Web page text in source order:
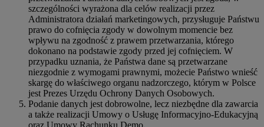
szczególności wyrażona dla celów realizacji przez
Administratora działań marketingowych, przysługuje Państwu
prawo do cofnięcia zgody w dowolnym momencie bez
wpływu na zgodność z prawem przetwarzania, którego
dokonano na podstawie zgody przed jej cofnięciem. W
przypadku uznania, że Państwa dane są przetwarzane
niezgodnie z wymogami prawnymi, możecie Państwo wnieść
skargę do właściwego organu nadzorczego, którym w Polsce
jest Prezes Urzędu Ochrony Danych Osobowych.
Podanie danych jest dobrowolne, lecz niezbędne dla zawarcia
a także realizacji Umowy o Usługę Informacyjno-Edukacyjną
oraz Umowy Rachunku Demo.